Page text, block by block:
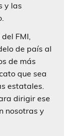
y las
FMI,
de país al
de más
que sea
estatales.
dirigir ese
nosotras y